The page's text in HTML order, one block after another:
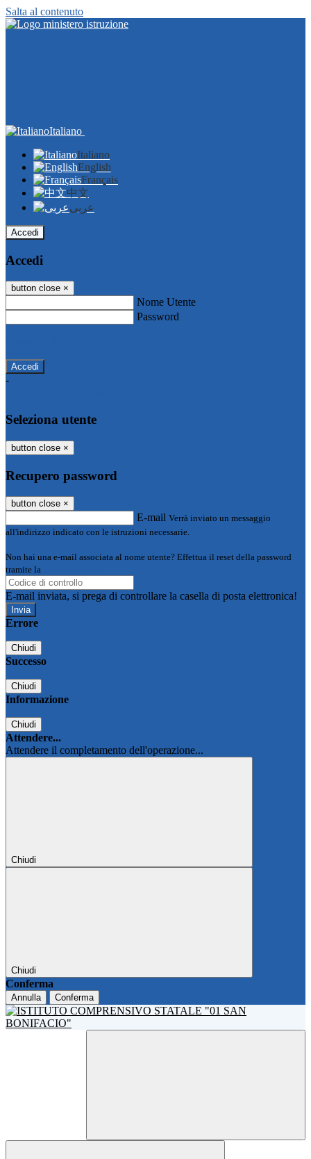
Salta al contenuto
Italiano
Italiano
English
Français
中文
عربى
Accedi
Accedi
button close ×
Nome Utente
Password
-
Seleziona utente
button close ×
Recupero password
button close ×
E-mail Verrà inviato un messaggio
all'indirizzo indicato con le istruzioni necessarie.
Non hai una e-mail associata al nome utente? Effettua il reset della password
tramite la
E-mail inviata, si prega di controllare la casella di posta elettronica!
Errore
Chiudi
Successo
Chiudi
Informazione
Chiudi
Attendere...
Attendere il completamento dell'operazione...
Chiudi
Chiudi
Conferma
Annulla Conferma